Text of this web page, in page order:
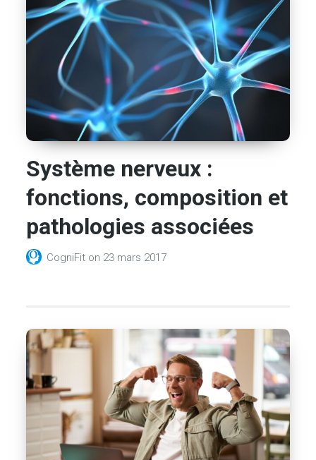
Système nerveux :
fonctions, composition et
pathologies associées
CogniFit on 23 mars 2017